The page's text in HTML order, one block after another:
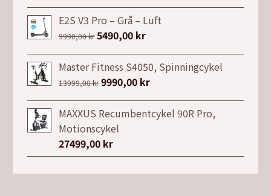
E2S V3 Pro – Grå – Luft
9990,00kr Det
priset
var:
5490,00 krDet
priset
är:
Master Fitness S4050, Spinningcykel
13999,00kr Det
priset
var:
13999,00 kr.
9990,00 krDet
priset
MAXXUS Recumbentcykel 90R Pro,
Motionscykel
27499,00 kr